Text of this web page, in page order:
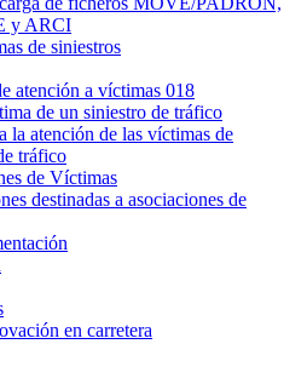
y ARCI
de siniestros
atención a víctimas 018
de un siniestro de tráfico
la atención de las víctimas de
tráfico
de Víctimas
destinadas a asociaciones de
en carretera